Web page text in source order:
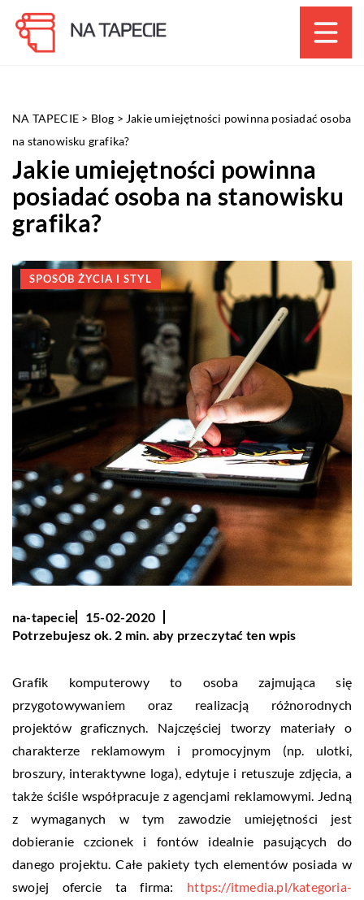
NA TAPECIE > Blog > Jakie umiejętności powinna posiadać osoba
na stanowisku grafika?
Jakie umiejętności powinna
posiadać osoba na stanowisku
grafika?
SPOSÓB ŻYCIA I STYL
na-tapecie
15-02-2020
Potrzebujesz ok. 2 min. aby przeczytać ten wpis
Grafik komputerowy to osoba zajmująca się
przygotowywaniem oraz realizacją różnorodnych
projektów graficznych. Najczęściej tworzy materiały o
charakterze reklamowym i promocyjnym (np. ulotki,
broszury, interaktywne loga), edytuje i retuszuje zdjęcia, a
także ściśle współpracuje z agencjami reklamowymi. Jedną
z wymaganych w tym zawodzie umiejętności jest
dobieranie czcionek i fontów idealnie pasujących do
danego projektu. Całe pakiety tych elementów posiada w
swojej ofercie ta firma: https://itmedia.pl/kategoria-